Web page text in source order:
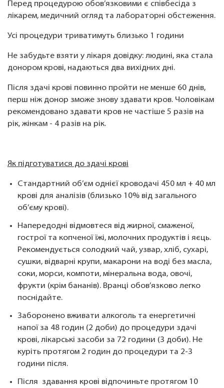
Перед процедурою обов’язковими є співбесіда з
лікарем, медичний огляд та лабораторні обстеження.
Усі процедури триватимуть близько 1 години
Не забудьте взяти у лікаря довідку: людині, яка стала
донором крові, надаються два вихідних дні.
Після здачі крові повинно пройти не менше 60 днів,
перш ніж донор зможе знову здавати кров. Чоловікам
рекомендовано здавати кров не частіше 5 разів на
рік, жінкам - 4 разів на рік.
Як підготуватися до здачі крові
Стандартний об’єм однієї кроводачі 450 мл + 40 мл
крові для аналізів (близько 10% від загального
об’єму крові).
Напередодні відмовтеся від жирної, смаженої,
гострої та копченої їжі, молочних продуктів і яєць.
Рекомендується солодкий чай, узвар, хліб, сухарі,
сушки, відварні крупи, макарони на воді без масла,
соки, морси, компоти, мінеральна вода, овочі,
фрукти (крім бананів). Вранці обов’язково легко
поснідайте.
Заборонено вживати алкоголь та енергетичні
напої за 48 годин (2 доби) до процедури здачі
крові, лікарські засоби за 72 години (3 доби). Не
куріть протягом 2 годин до процедури та 2-3
години після.
Після здавання крові відпочиньте протягом 10